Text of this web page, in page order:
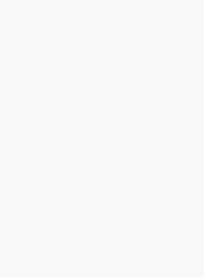
čajovna, která
čaje zdarma.
onemocnění
látkové výměny,
nebo stavy tělesné a
Ariston PR – děkujeme.